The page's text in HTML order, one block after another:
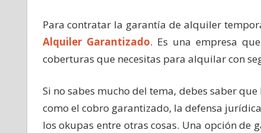
Para contratar la garantía de alquiler
Alquiler Garantizado. Es una empresa
coberturas que necesitas para alquilar con
Si no sabes mucho del tema, debes saber
como el cobro garantizado, la defensa
los okupas entre otras cosas. Una opción de